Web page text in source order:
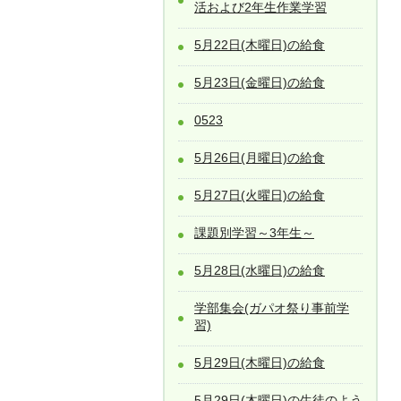
活および2年生作業学習
5月22日(木曜日)の給食
5月23日(金曜日)の給食
0523
5月26日(月曜日)の給食
5月27日(火曜日)の給食
課題別学習～3年生～
5月28日(水曜日)の給食
学部集会(ガパオ祭り事前学
習)
5月29日(木曜日)の給食